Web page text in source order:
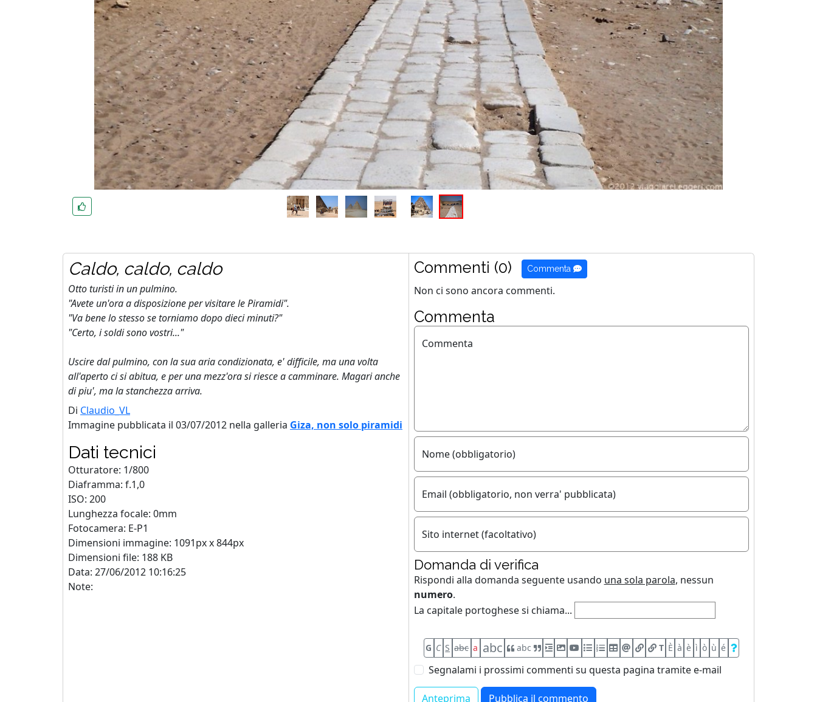
Caldo, caldo, caldo
Otto turisti in un pulmino.
"Avete un'ora a disposizione per visitare le Piramidi".
"Va bene lo stesso se torniamo dopo dieci minuti?"
"Certo, i soldi sono vostri..."
Uscire dal pulmino, con la sua aria condizionata, e' difficile, ma una volta
all'aperto ci si abitua, e per una mezz'ora si riesce a camminare. Magari anche
di piu', ma la stanchezza arriva.
Di Claudio_VL
Immagine pubblicata il 03/07/2012 nella galleria Giza, non solo piramidi
Dati tecnici
Otturatore: 1/800
Diaframma: f.1,0
ISO: 200
Lunghezza focale: 0mm
Fotocamera: E-P1
Dimensioni immagine: 1091px x 844px
Dimensioni file: 188 KB
Data: 27/06/2012 10:16:25
Note:
Commenti (0) Commenta
Non ci sono ancora commenti.
Commenta
Commenta
Nome (obbligatorio)
Email (obbligatorio, non verra' pubblicata)
Sito internet (facoltativo)
Domanda di verifica
Rispondi alla domanda seguente usando una sola parola, nessun
numero.
La capitale portoghese si chiama...
G C S abc a abc abc T È à è ì ò ù é
Segnalami i prossimi commenti su questa pagina tramite e-mail